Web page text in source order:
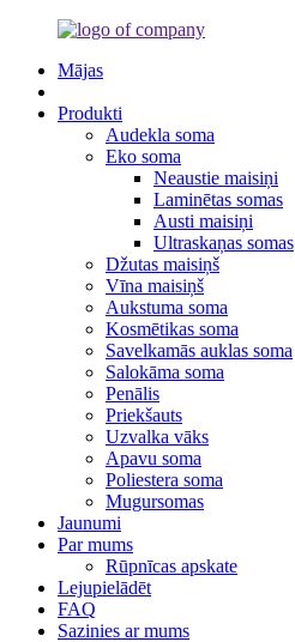
Mājas
Produkti
Audekla soma
Eko soma
Neaustie maisiņi
Laminētas somas
Austi maisiņi
Ultraskaņas somas
Džutas maisiņš
Vīna maisiņš
Aukstuma soma
Kosmētikas soma
Savelkamās auklas soma
Salokāma soma
Penālis
Priekšauts
Uzvalka vāks
Apavu soma
Poliestera soma
Mugursomas
Jaunumi
Par mums
Rūpnīcas apskate
Lejupielādēt
FAQ
Sazinies ar mums